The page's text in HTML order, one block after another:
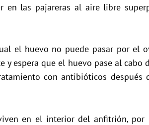
en las pajareras al aire libre
el huevo no puede pasar por el
y espera que el huevo pase al cabo
con antibióticos después
en el interior del anfitrión, por